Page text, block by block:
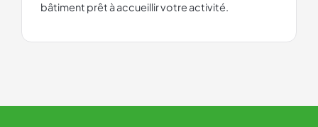
bâtiment prêt à accueillir votre activité.